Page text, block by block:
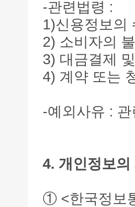
-관련법령 :
1)신용정보의
2) 소비자의
3) 대금결제
4) 계약 또는
-예외사유 :
4. 개인정보
① <한국정보